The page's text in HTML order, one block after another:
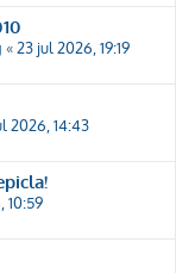
«23 jul 2026, 19:19
2026, 14:43
10:59